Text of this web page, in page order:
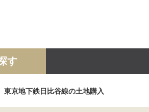
地 事業投資用
す
東京地下鉄日比谷線の土地購入